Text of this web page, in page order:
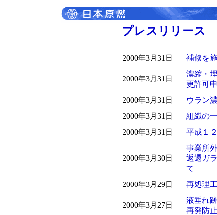
プレスリリース
2000年3月31日 補修を
2000年3月31日
濃縮・
更許可
2000年3月31日
ウラン
2000年3月31日
組織の
2000年3月31日
平成１
2000年3月30日
事業所
返還ガ
て
2000年3月29日
再処理
2000年3月27日
液垂れ
再発防